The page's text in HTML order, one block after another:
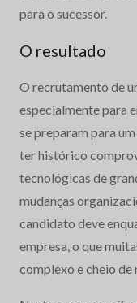
para o sucessor.
O resultado
O recrutamento de
especialmente para
se preparam para
ter histórico
tecnológicas de
mudanças
candidato deve
empresa, o que
complexo e cheio de